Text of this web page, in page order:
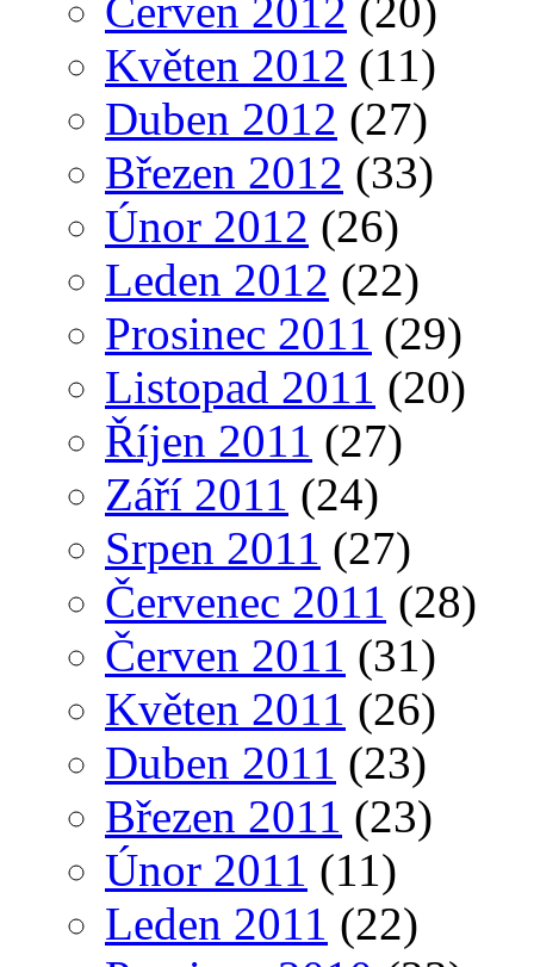
Červen 2012 (20)
Květen 2012 (11)
Duben 2012 (27)
Březen 2012 (33)
Únor 2012 (26)
Leden 2012 (22)
Prosinec 2011 (29)
Listopad 2011 (20)
Říjen 2011 (27)
Září 2011 (24)
Srpen 2011 (27)
Červenec 2011 (28)
Červen 2011 (31)
Květen 2011 (26)
Duben 2011 (23)
Březen 2011 (23)
Únor 2011 (11)
Leden 2011 (22)